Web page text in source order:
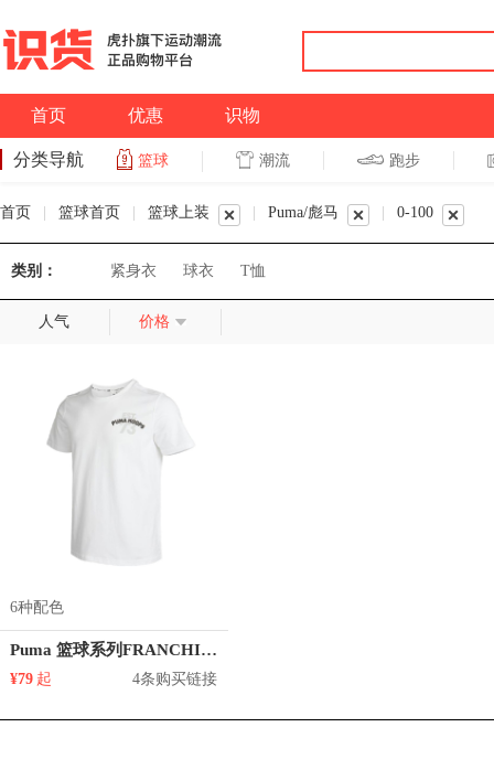
首页 优惠 识物
分类导航 篮球 潮流 跑步
首页 篮球首页 篮球上装 Puma/彪马 0-100
类别： 紧身衣 球衣 T恤
人气 价格
6种配色
Puma 篮球系列FRANCHISE印花纯棉圆领正肩短袖T恤 男女同款 530511
¥79 起 4条购买链接